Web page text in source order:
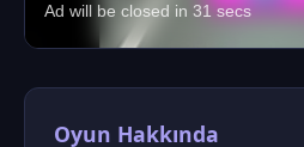
Oyun Hakkında